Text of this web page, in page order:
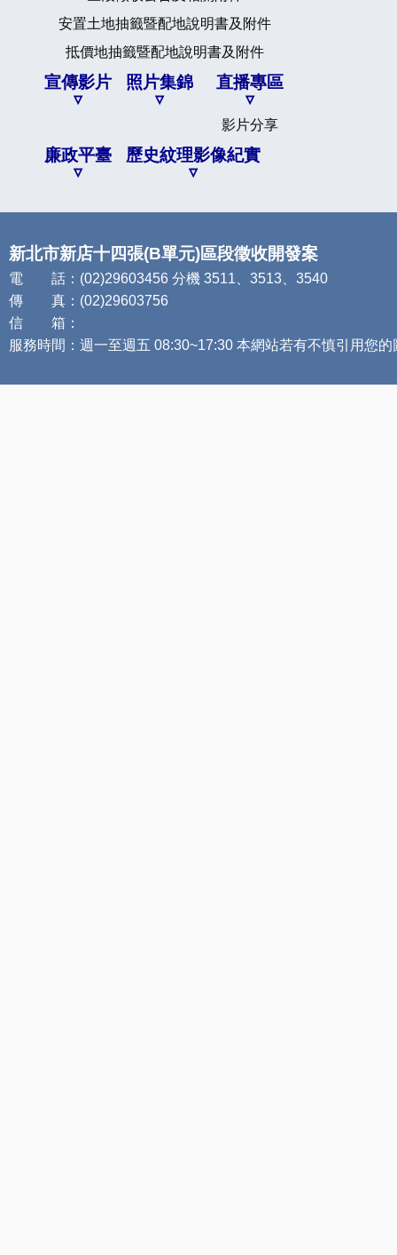
安置土地抽籤暨配地說明書及附件
抵價地抽籤暨配地說明書及附件
宣傳影片 照片集錦 直播專區
影片分享
廉政平臺 歷史紋理影像紀實
新北市新店十四張(B單元)區段徵收開發案
電 話：(02)29603456 分機 3511、3513、3540
傳 真：(02)29603756
信 箱：
服務時間：週一至週五 08:30~17:30 本網站若有不慎引用您